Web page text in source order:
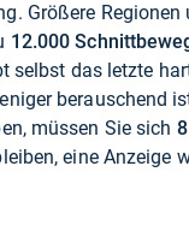
Größere
12.000
selbst das letzte
berauschend
müssen Sie sich
eine Anzeige